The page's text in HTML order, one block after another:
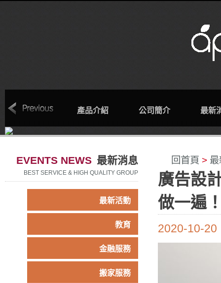
回首頁 產品介紹 公司簡介 最新
EVENTS NEWS 最新消息
BEST SERVICE & HIGH QUALITY GROUP
最新活動
教育
金融服務
搬家服務
回首頁 >
廣告設
做一遍
2020-10-20